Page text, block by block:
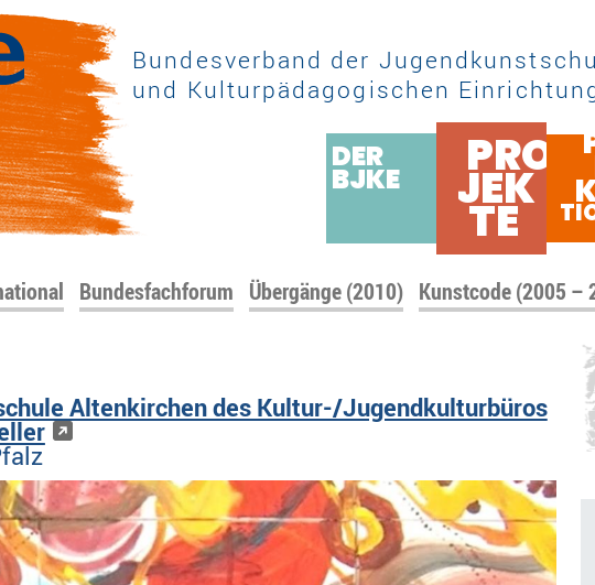
Bundesverband der
und Kulturpädagogischen
DER
BJKE PRO
JEK
TE
Bundesfachforum Übergänge (2010) Kunstcode (2005 –
Altenkirchen des Kultur-/Jugendkulturbüros